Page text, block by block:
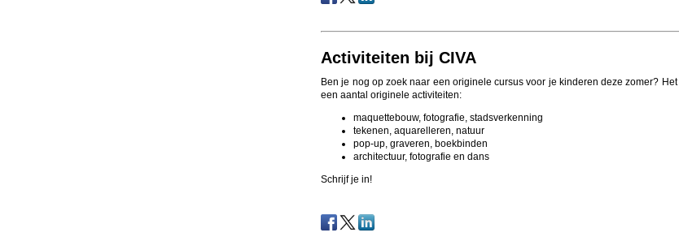
Activiteiten bij CIVA
Ben je nog op zoek naar een originele cursus voor je kinderen deze zomer? Het
een aantal originele activiteiten:
maquettebouw, fotografie, stadsverkenning
tekenen, aquarelleren, natuur
pop-up, graveren, boekbinden
architectuur, fotografie en dans
Schrijf je in!